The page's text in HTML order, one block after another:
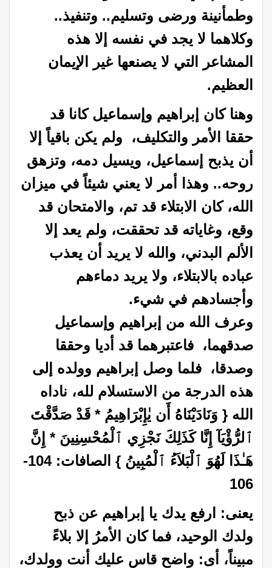
وطمأنينة ورضى وتسليم.. وتنفيذ..
وكلاهما لا يجد في نفسه إلا هذه
المشاعر التي لا يصنعها غير الإيمان
العظيم.
وهنا كان إبراهيم وإسماعيل كانا قد
حققا الأمر والتكليف، ولم يكن باقياً إلا
أن يذبح إسماعيل، ويسيل دمه، وتزهق
روحه.. وهذا أمر لا يعني شيئاً في ميزان
الله، كان الابتلاء قد تم، والامتحان قد
وقع، وغاياته قد تحققت، ولم يعد إلا
الألم البدني، والله لا يريد أن يعذب
عباده بالابتلاء، ولا يريد دماءهم
وأجسادهم في شيء.
وعرف الله من إبراهيم وإسماعيل
صدقهما، فاعتبرهما قد أديا وحققا
وصدقا، فلما وصل إبراهيم وولده إلى
هذه الدرجة من الاستسلام لله، ناداه
الله { وَنَادَيْنَاهُ أَن يٰإِبْرَاهِيمُ * قَدْ صَدَّقْتَ
ٱلرُّؤْيَآ إِنَّا كَذَلِكَ نَجْزِي ٱلْمُحْسِنِينَ * إِنَّ
هَـٰذَا لَهُوَ ٱلْبَلاَءُ ٱلْمُبِينُ } الصافات: 104-
106
يعنى: ارفع يدك يا إبراهيم عن ذبح
ولدك الوحيد، فما كان الأمرُ إلا بلاءً
مبيناً، أى: واضح قاسٍ عليك أنت وولدك،